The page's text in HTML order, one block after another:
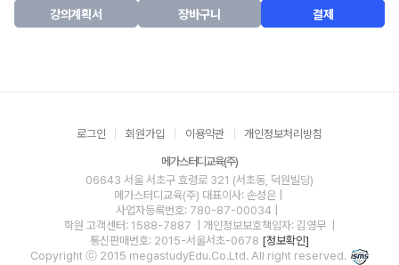
강의계획서 장바구니 결제
로그인 회원가입 이용약관 개인정보처리방침
메가스터디교육(주)
06643 서울 서초구 효령로 321 (서초동, 덕원빌딩)
메가스터디교육(주) 대표이사: 손성은 |
사업자등록번호: 780-87-00034
학원 고객센터: 1588-7887
| 개인정보보호책임자: 김영무
통신판매번호: 2015-서울서초-0678 [정보확인]
Copyright ⓒ 2015 megastudyEdu.Co.Ltd. All right reserved.